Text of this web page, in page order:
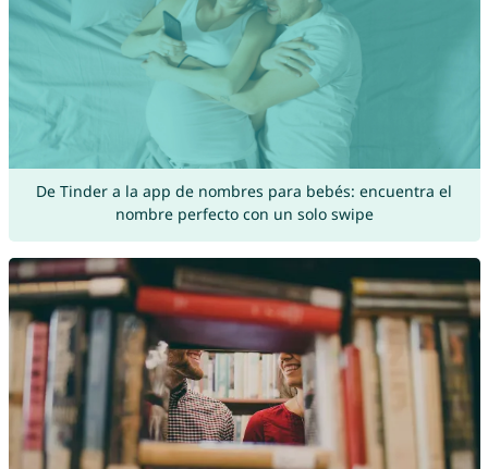
De Tinder a la app de nombres para bebés: encuentra el
nombre perfecto con un solo swipe